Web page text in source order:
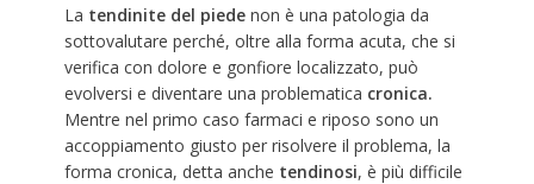
La tendinite del piedenon è una patologia da
sottovalutare perché, oltre alla forma acuta, che si
verifica con dolore e gonfiore localizzato, può
evolversi e diventare una problematica cronica.
Mentre nel primo caso farmaci e riposo sono un
accoppiamento giusto per risolvere il problema, la
forma cronica, detta anche tendinosi, è più difficile